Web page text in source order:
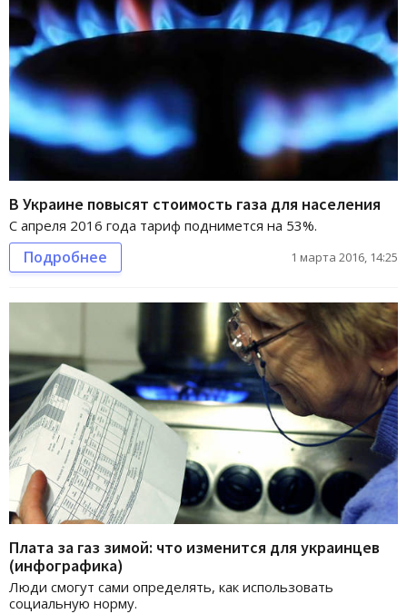
В Украине повысят стоимость газа для населения
С апреля 2016 года тариф поднимется на 53%.
Подробнее 1 марта 2016, 14:25
Плата за газ зимой: что изменится для украинцев
(инфографика)
Люди смогут сами определять, как использовать
социальную норму.